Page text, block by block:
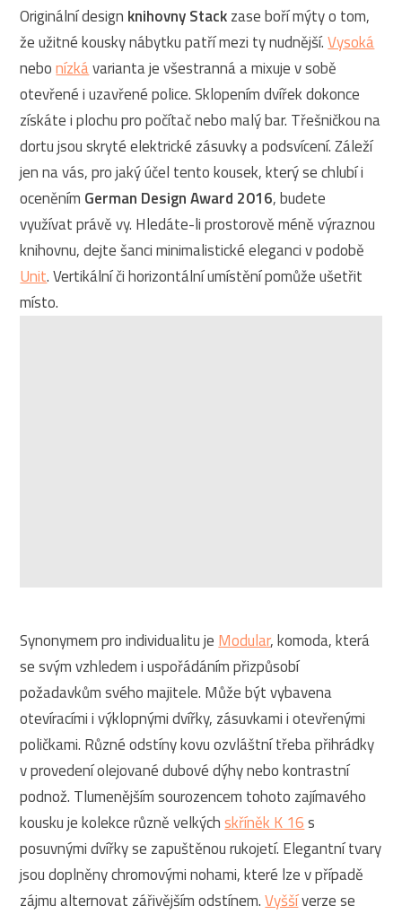
Originální design knihovny Stackzase boří mýty o tom,
že užitné kousky nábytku patří mezi ty nudnější.Vysoká
nebonízkávarianta je všestranná a mixuje v sobě
otevřené i uzavřené police. Sklopením dvířek dokonce
získáte i plochu pro počítač nebo malý bar. Třešničkou na
dortu jsou skryté elektrické zásuvky a podsvícení. Záleží
jen na vás, pro jaký účel tento kousek, který se chlubí i
oceněním German Design Award 2016, budete
využívat právě vy. Hledáte-li prostorově méně výraznou
knihovnu, dejte šanci minimalistické eleganci v podobě
Unit. Vertikální či horizontální umístění pomůže ušetřit
místo.
Synonymem pro individualitu jeModular, komoda, která
se svým vzhledem i uspořádáním přizpůsobí
požadavkům svého majitele. Může být vybavena
otevíracími i výklopnými dvířky, zásuvkami i otevřenými
poličkami. Různé odstíny kovu ozvláštní třeba přihrádky
v provedení olejované dubové dýhy nebo kontrastní
podnož. Tlumenějším sourozencem tohoto zajímavého
kousku je kolekce různě velkýchskříněk K 16s
posuvnými dvířky se zapuštěnou rukojetí. Elegantní tvary
jsou doplněny chromovými nohami, které lze v případě
zájmu alternovat zářivějším odstínem.Vyššíverze se